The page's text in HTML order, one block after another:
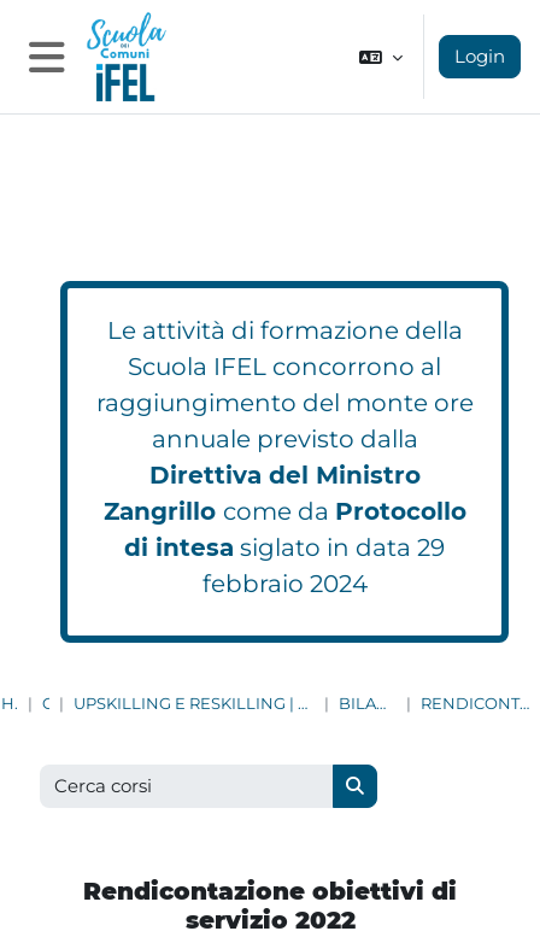
Vai al contenuto principale
Pannello laterale
Login
Le attività di formazione della
Scuola IFEL concorrono al
raggiungimento del monte ore
annuale previsto dalla
Direttiva del Ministro
Zangrillo come da Protocollo
di intesa siglato in data 29
febbraio 2024
HOME CORSI UPSKILLING E RESKILLING | AGGIORNAMENTO CONTINUO PER TUTTI I DIPENDENTI COMUNALI BILANCIO E CONTABILITÀ RENDICONTAZIONE OBIETTIVI DI SERVIZIO 2022
Cerca corsi
Cerca corsi
Rendicontazione obiettivi di
servizio 2022